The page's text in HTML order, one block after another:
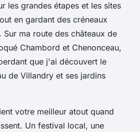
les grandes étapes et les sites
en gardant des créneaux
Sur ma route des châteaux de
Chambord et Chenonceau,
que j'ai découvert le
de Villandry et ses jardins
votre meilleur atout quand
Un festival local, une